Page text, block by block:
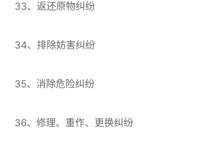
33、返还原物纠纷
34、排除妨害纠纷
35、消除危险纠纷
36、修理、重作、更换纠纷